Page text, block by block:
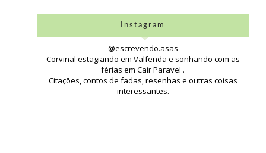
Instagram
@escrevendo.asas
Corvinal estagiando em Valfenda e sonhando com as
férias em Cair Paravel .
Citações, contos de fadas, resenhas e outras coisas
interessantes.